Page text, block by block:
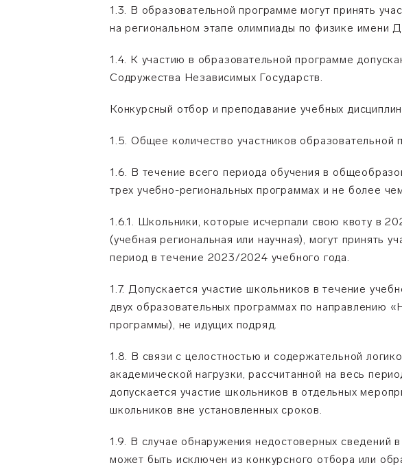
1.3. В образовательной программе могут принять
на региональном этапе олимпиады по физике
1.4. К участию в образовательной программе
Содружества Независимых Государств.
Конкурсный отбор и преподавание учебных
1.5. Общее количество участников
1.6. В течение всего периода обучения в
трех учебно-региональных программах и не более
1.6.1. Школьники, которые исчерпали свою квоту в
(учебная региональная или научная), могут принять
период в течение 2023/2024 учебного года.
1.7. Допускается участие школьников в течение
двух образовательных программах по направлению
программы), не идущих подряд.
1.8. В связи с целостностью и содержательной
академической нагрузки, рассчитанной на весь
допускается участие школьников в отдельных
школьников вне установленных сроков.
1.9. В случае обнаружения недостоверных сведений
может быть исключен из конкурсного отбора или